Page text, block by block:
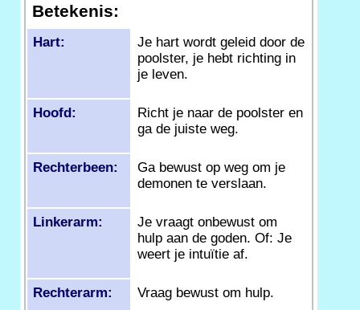
Betekenis:
Hart:
Je hart wordt geleid door de
poolster, je hebt richting in
je leven.
Hoofd:
Richt je naar de poolster en
ga de juiste weg.
Rechterbeen:
Ga bewust op weg om je
demonen te verslaan.
Linkerarm:
Je vraagt onbewust om
hulp aan de goden. Of: Je
weert je intuïtie af.
Rechterarm: Vraag bewust om hulp.